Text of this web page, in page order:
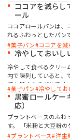
ココアを減らし
ール
ココアロールパンは、
れるふわっとしたパン
ップ」を併用すること
クを一層引き立てます
菓子パン ココアを減
冷やしておいし
冷やして食べるクリームパンです
内で陳列していると、
ても硬くなりがちです
の「パンテオンセレク
「サクセフレッシュ」
っとりとした食感を長
菓子パン 冷やしてお
黒蜜ロールケー
応）
プラントベースのふわ
す。 「米粉と大豆粉
とで、卵不使用でもし
プラントベース 洋生